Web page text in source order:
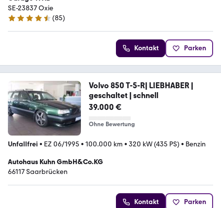
SE-23837 Oxie
4.7 Sterne
(85)
Kontakt Parken
Volvo 850 T-5-R| LIEBHABER |
geschaltet | schnell
39.000 €
Ohne Bewertung
Unfallfrei • EZ 06/1995 • 100.000 km • 320 kW (435 PS) • Benzin
Autohaus Kuhn GmbH&Co.KG
66117 Saarbrücken
Kontakt Parken